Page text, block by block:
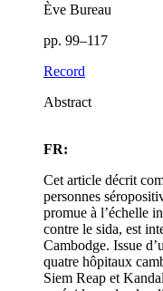
Ève Bureau
pp. 99–117
Record
Abstract
FR:
Cet article décrit
personnes
promue à l’échelle
contre le sida, est
Cambodge. Issue
quatre hôpitaux
Siem Reap et